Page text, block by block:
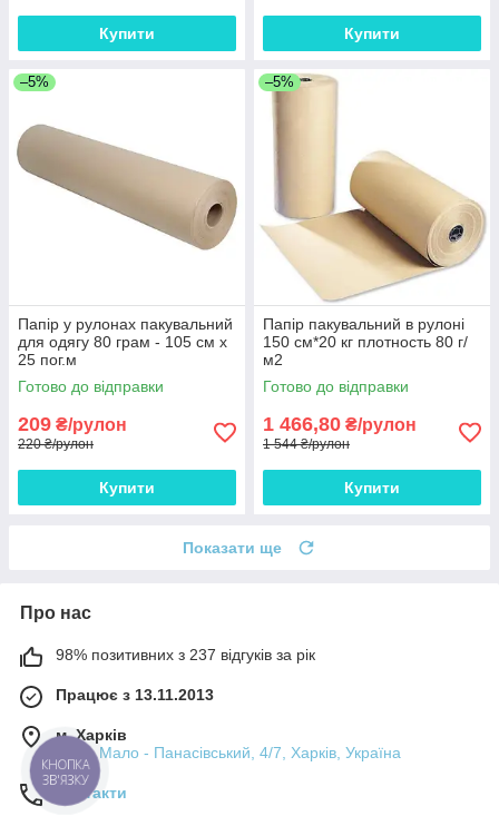
Купити Купити
–5%
Папір у рулонах пакувальний
для одягу 80 грам - 105 см х
25 пог.м
Готово до відправки
209 ₴/рулон
220 ₴/рулон
Купити
–5%
Папір пакувальний в рулоні
150 см*20 кг плотность 80 г/
м2
Готово до відправки
1 466,80 ₴/рулон
1 544 ₴/рулон
Купити
Показати ще
Про нас
98% позитивних з 237 відгуків за рік
Працює з 13.11.2013
м. Харків
пров. Мало - Панасівський, 4/7, Харків, Україна
Контакти
КНОПКА
ЗВ'ЯЗКУ